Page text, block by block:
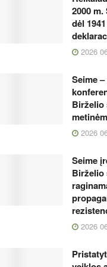
2000
dėl
2026
Seime
Birželio
2026
Seime
Birželio
2026